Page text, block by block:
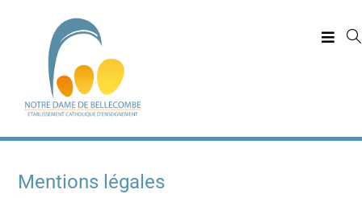
Mentions légales